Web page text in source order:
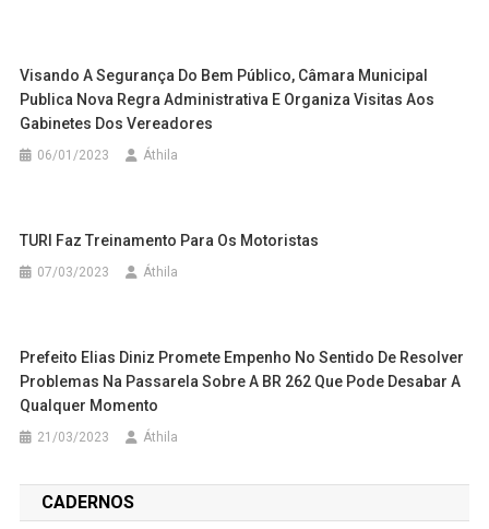
Visando A Segurança Do Bem Público, Câmara Municipal
Publica Nova Regra Administrativa E Organiza Visitas Aos
Gabinetes Dos Vereadores
06/01/2023 Áthila
TURI Faz Treinamento Para Os Motoristas
07/03/2023 Áthila
Prefeito Elias Diniz Promete Empenho No Sentido De Resolver
Problemas Na Passarela Sobre A BR 262 Que Pode Desabar A
Qualquer Momento
21/03/2023 Áthila
CADERNOS